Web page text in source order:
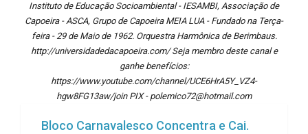
Instituto de Educação Socioambiental - IESAMBI, Associação de
Capoeira - ASCA, Grupo de Capoeira MEIA LUA - Fundado na Terça-
feira - 29 de Maio de 1962. Orquestra Harmônica de Berimbaus.
http://universidadedacapoeira.com/ Seja membro deste canal e
ganhe benefícios:
https://www.youtube.com/channel/UCE6HrA5Y_VZ4-
hgw8FG13aw/join PIX - polemico72@hotmail.com
Bloco Carnavalesco Concentra e Cai.